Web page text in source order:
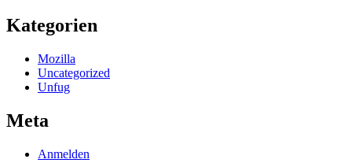
Kategorien
Mozilla
Uncategorized
Unfug
Meta
Anmelden